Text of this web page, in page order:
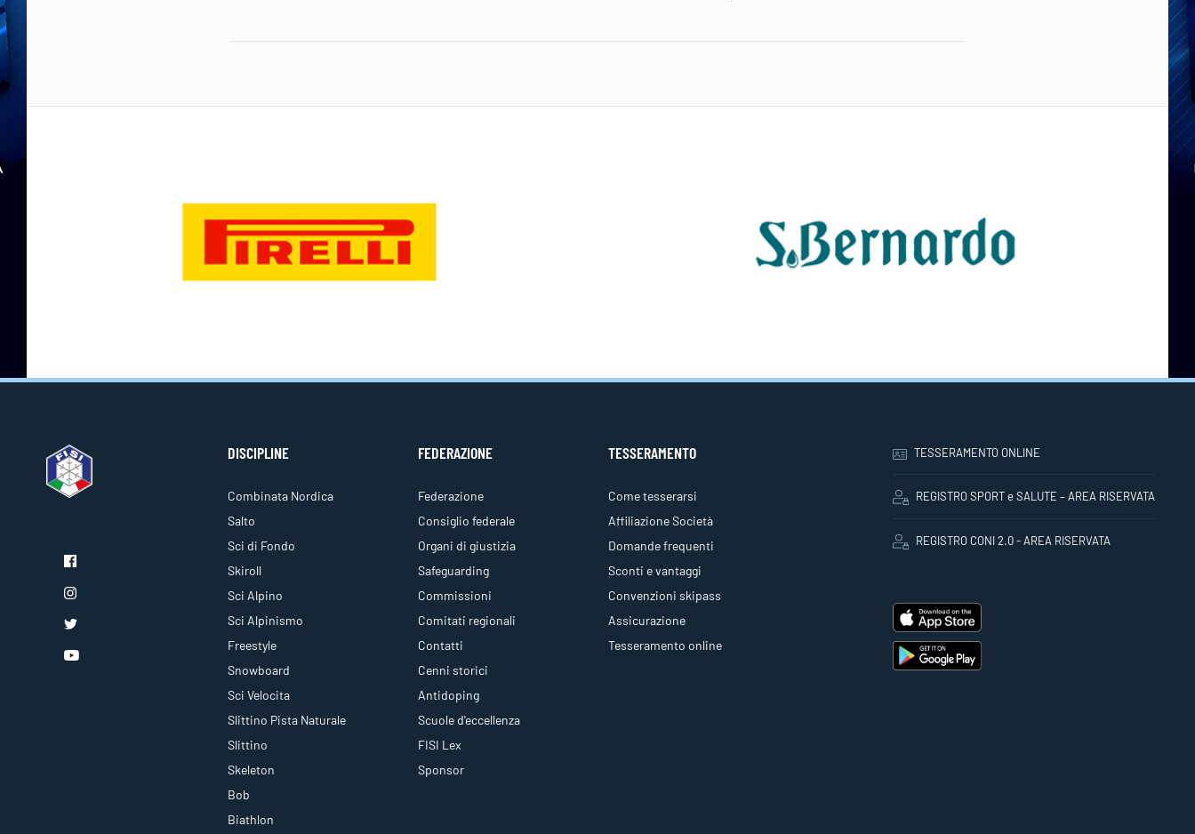
DISCIPLINE
Combinata Nordica
Salto
Sci di Fondo
Skiroll
Sci Alpino
Sci Alpinismo
Freestyle
Snowboard
Sci Velocita
Slittino Pista Naturale
Slittino
Skeleton
Bob
Biathlon
FEDERAZIONE
Federazione
Consiglio federale
Organi di giustizia
Safeguarding
Commissioni
Comitati regionali
Contatti
Cenni storici
Antidoping
Scuole d'eccellenza
FISI Lex
Sponsor
TESSERAMENTO
Come tesserarsi
Affiliazione Società
Domande frequenti
Sconti e vantaggi
Convenzioni skipass
Assicurazione
Tesseramento online
TESSERAMENTO ONLINE
REGISTRO SPORT e SALUTE – AREA RISERVATA
REGISTRO CONI 2.0 - AREA RISERVATA